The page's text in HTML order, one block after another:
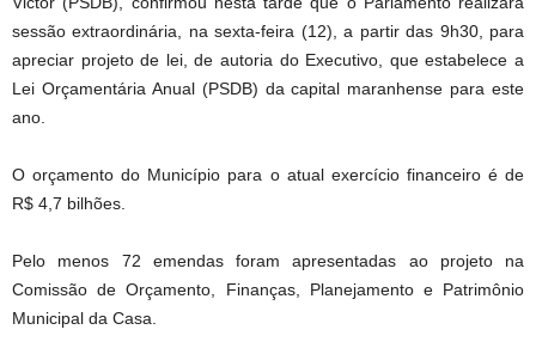
sessão extraordinária, na sexta-feira (12), a partir das 9h30, para
apreciar projeto de lei, de autoria do Executivo, que estabelece a
Lei Orçamentária Anual (PSDB) da capital maranhense para este
ano.
O orçamento do Município para o atual exercício financeiro é de
R$ 4,7 bilhões.
Pelo menos 72 emendas foram apresentadas ao projeto na
Comissão de Orçamento, Finanças, Planejamento e Patrimônio
Municipal da Casa.